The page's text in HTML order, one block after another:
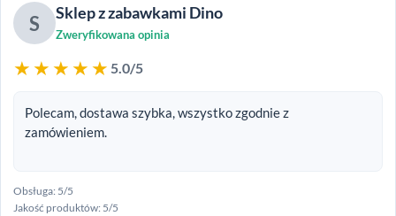
S Sklep z zabawkami Dino
Zweryfikowana opinia
★★★★★ 5.0/5
Polecam, dostawa szybka, wszystko zgodnie z
zamówieniem.
Obsługa: 5/5
Jakość produktów: 5/5